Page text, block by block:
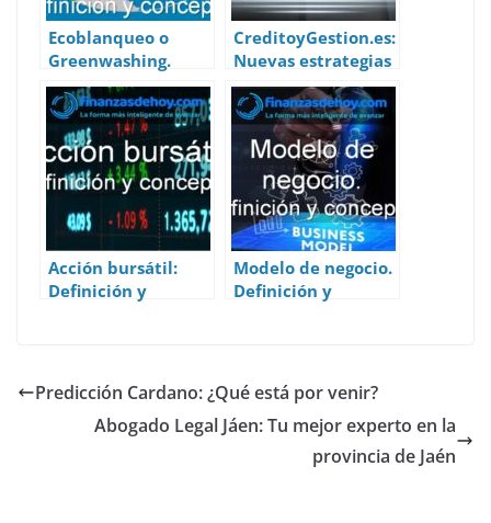
Ecoblanqueo o
Greenwashing.
Definición y
concepto.
CreditoyGestion.es:
Nuevas estrategias
para la
optimización de
créditos en
tiempos de
incertidumbre
Acción bursátil:
Definición y
Modelo de negocio.
Definición y
Predicción Cardano: ¿Qué está por venir?
Abogado Legal Jáen: Tu mejor experto en la
provincia de Jaén